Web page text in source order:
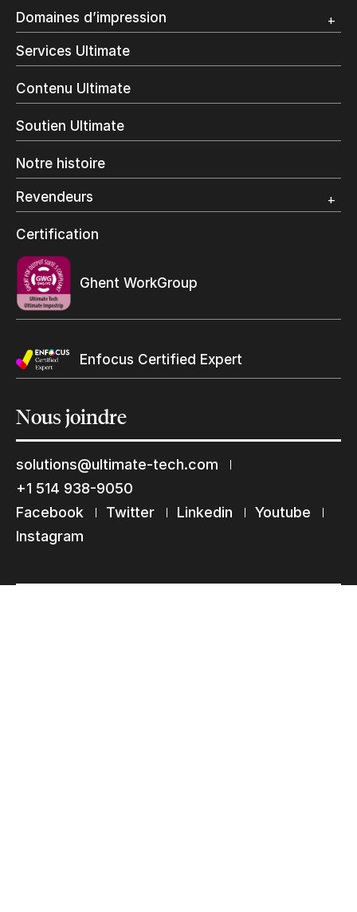
Témoignages clients
Apercu
Démo
Domaines d’impression
Publipostage et Transactionnel
Impression Commerciale
Livres à la demande
Impression jet d’encre
Impression d’étiquettes
Emballage numérique
Grand Format
Services Ultimate
Contenu Ultimate
Soutien Ultimate
Notre histoire
Revendeurs
Trouvez un revendeur
Certification
Ghent WorkGroup
Enfocus Certified Expert
Nousjoindre
solutions@ultimate-tech.com
+1 514 938-9050
Facebook
Twitter Linkedin
Youtube
Instagram
Restons en contact
Abonnez-vous à notre liste de diffusion
Suscribe